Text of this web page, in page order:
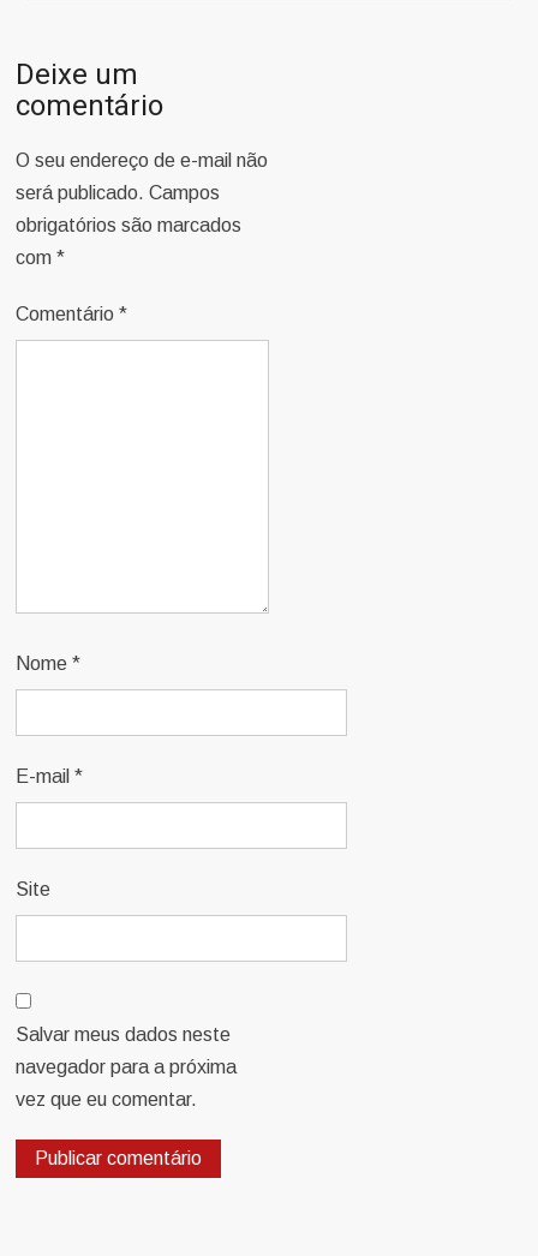
Deixe um
comentário
O seu endereço de e-mail não
será publicado. Campos
obrigatórios são marcados
com*
Comentário*
Nome*
E-mail*
Site
Salvar meus dados neste
navegador para a próxima
vez que eu comentar.